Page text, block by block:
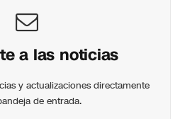
a las noticias
y actualizaciones directamente
de entrada.